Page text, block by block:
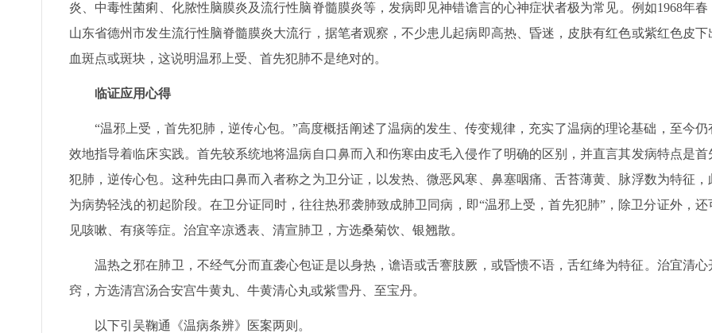
炎、中毒性菌痢、化脓性脑膜炎及流行性脑脊髓膜炎等，发病即见神错谵言的心神症状者极为常见。例如1968年春
山东省德州市发生流行性脑脊髓膜炎大流行，据笔者观察，不少患儿起病即高热、昏迷，皮肤有红色或紫红色皮下
血斑点或斑块，这说明温邪上受、首先犯肺不是绝对的。
临证应用心得
“温邪上受，首先犯肺，逆传心包。”高度概括阐述了温病的发生、传变规律，充实了温病的理论基础，至今仍
效地指导着临床实践。首先较系统地将温病自口鼻而入和伤寒由皮毛入侵作了明确的区别，并直言其发病特点是首
犯肺，逆传心包。这种先由口鼻而入者称之为卫分证，以发热、微恶风寒、鼻塞咽痛、舌苔薄黄、脉浮数为特征，
为病势轻浅的初起阶段。在卫分证同时，往往热邪袭肺致成肺卫同病，即“温邪上受，首先犯肺”，除卫分证外，还
见咳嗽、有痰等症。治宜辛凉透表、清宣肺卫，方选桑菊饮、银翘散。
温热之邪在肺卫，不经气分而直袭心包证是以身热，谵语或舌謇肢厥，或昏愦不语，舌红绛为特征。治宜清心
窍，方选清宫汤合安宫牛黄丸、牛黄清心丸或紫雪丹、至宝丹。
以下引吴鞠通《温病条辨》医案两则。